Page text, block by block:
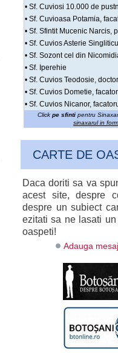
• Sf. Cuviosi 10.000 de
• Sf. Cuvioasa Potamia,
• Sf. Sfintit Mucenic Narcis,
• Sf. Cuvios Asterie Singliticul
• Sf. Sozont cel din
• Sf. Iperehie
• Sf. Cuvios Teodosie,
• Sf. Cuvios Dometie,
• Sf. Cuvios Nicanor,
Click pe sfintipentru
sinaxarul in
CARTE DE
Daca doriti sa va
acest site, despre
despre un subiect
ezitati sa ne lasati
oaspeti!
Adauga mesaj